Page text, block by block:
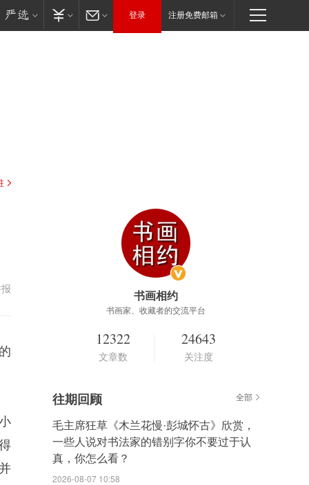
登录 注册免费邮箱
书画相约
书画家、收藏者的交流平台
12322
文章数
24643
关注度
往期回顾 全部
毛主席狂草《木兰花慢·彭城怀古》欣赏，
一些人说对书法家的错别字你不要过于认
真，你怎么看？
2026-08-07 10:58